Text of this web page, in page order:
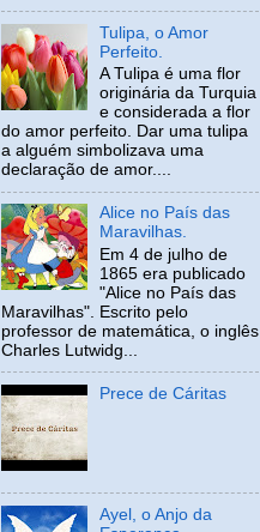
Tulipa, o Amor
Perfeito.
A Tulipa é uma flor
originária da Turquia
e considerada a flor
do amor perfeito. Dar uma tulipa
a alguém simbolizava uma
declaração de amor....
Alice no País das
Maravilhas.
Em 4 de julho de
1865 era publicado
"Alice no País das
Maravilhas". Escrito pelo
professor de matemática, o inglês
Charles Lutwidg...
Prece de Cáritas
Ayel, o Anjo da